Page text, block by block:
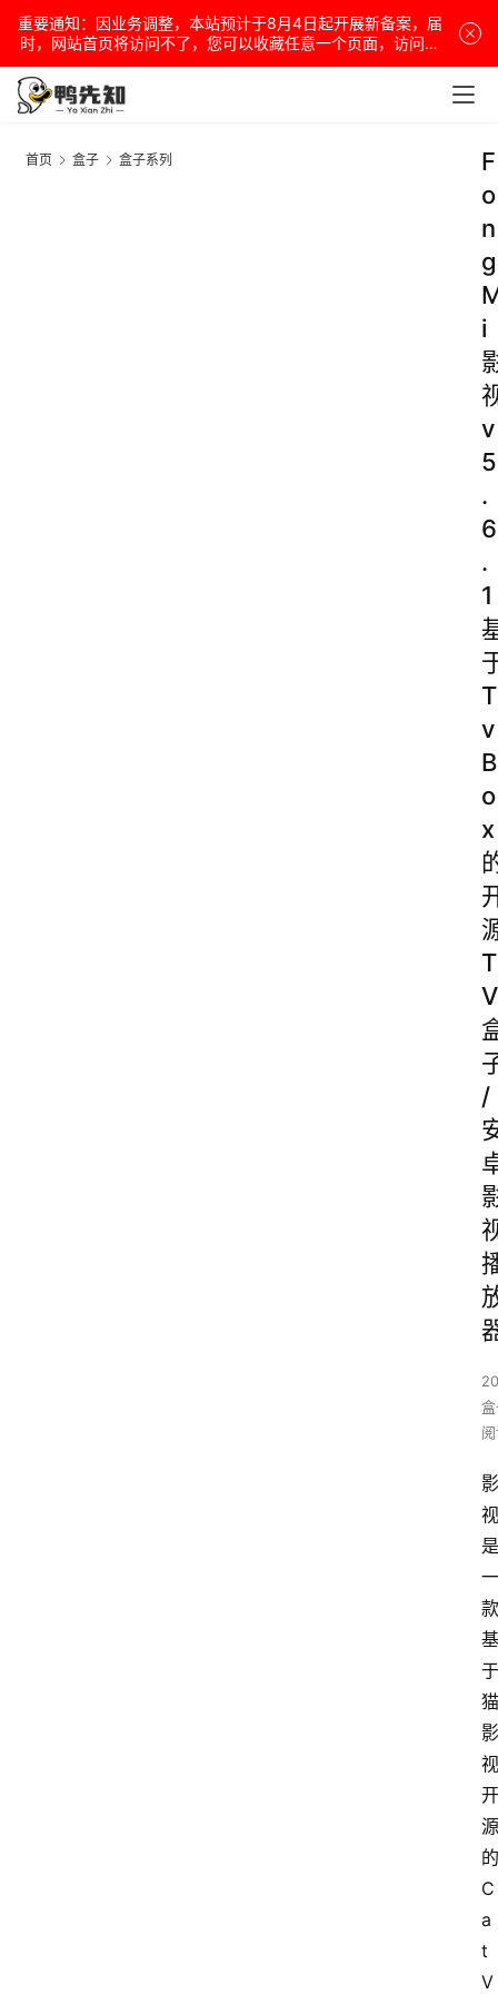
重要通知：因业务调整，本站预计于8月4日起开展新备案，届
时，网站首页将访问不了，您可以收藏任意一个页面，访问网
站！
首页 盒子 盒子系列
F
o
n
g
i
v
5
.
6
.
1
T
v
B
o
x
T
V
/
影
视
是
一
款
基
于
猫
影
视
开
源
的
C
a
t
V